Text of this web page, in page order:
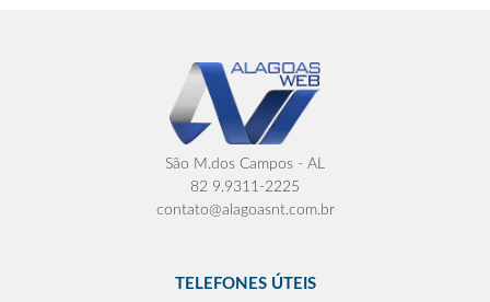
São M.dos Campos - AL
82 9.9311-2225
contato@alagoasnt.com.br
TELEFONES ÚTEIS